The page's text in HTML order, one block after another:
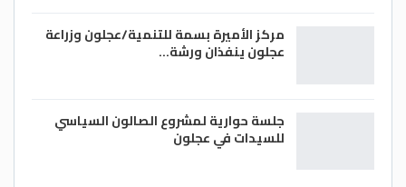
مركز الأميرة بسمة للتنمية/عجلون وزراعة
عجلون ينفذان ورشة…
جلسة حوارية لمشروع الصالون السياسي
للسيدات في عجلون